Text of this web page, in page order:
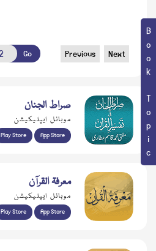
Book Topic
Go Previous Next
صراط الجنان
موبائل ایپلیکیشن
Play Store App Store
معرفۃ القرآن
موبائل ایپلیکیشن
Play Store App Store